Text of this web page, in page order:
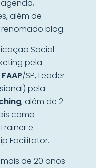
além de
blog.
Social
pela
FAAP/SP, Leader
pela
, além de 2
como
e
Facilitator.
de 20 anos